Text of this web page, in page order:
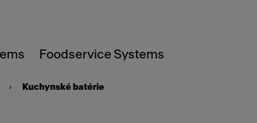
Foodservice Systems
Kuchynské batérie